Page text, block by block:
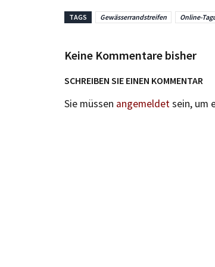
TAGS Gewässerrandstreifen Online-
Keine Kommentare bisher
SCHREIBEN SIE EINEN KOMMENTAR
Sie müssen angemeldetsein, um